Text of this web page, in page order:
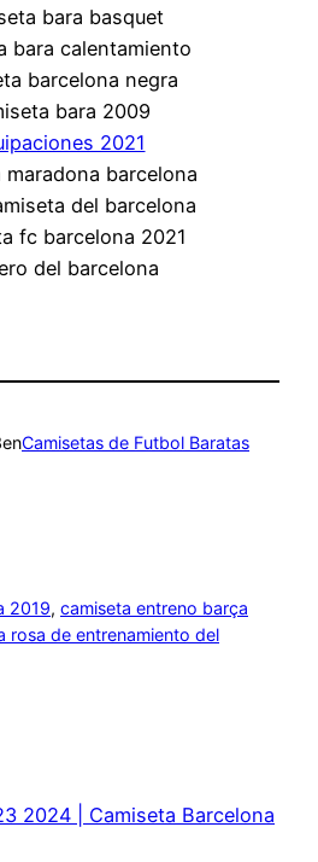
enCamisetas de Futbol Baratas
2019, camiseta entreno barça
rosa de entrenamiento del
2024 | Camiseta Barcelona